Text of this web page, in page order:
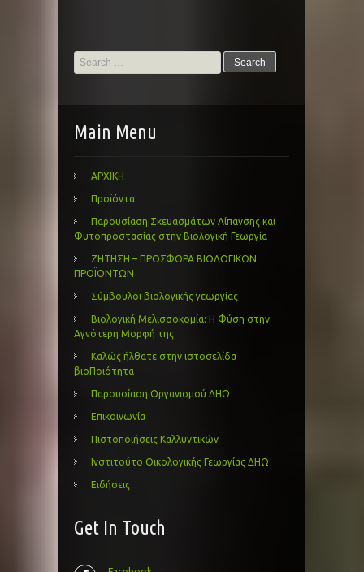
Search
for:
Main Menu
ΑΡΧΙΚΗ
Προϊόντα
Παρουσίαση Σκευασμάτων Λίπανσης και
Φυτοπροστασίας στην Βιολογική Γεωργία
ΖΗΤΗΣΗ – ΠΡΟΣΦΟΡΑ ΒΙΟΛΟΓΙΚΩΝ
ΠΡΟΪΟΝΤΩΝ
Σύμβουλοι βιολογικής γεωργίας
Βιολογική Μελισσοκομία: Η Φύση στην
Αγνότερη Μορφή της
Καλώς ήλθατε στην ιστοσελίδα
βιοΠοιότητα
Παρουσίαση Οργανισμού ΔΗΩ
Επικοινωνία
Πιστοποιήσεις Καλλυντικών
Ινστιτούτο Οικολογικής Γεωργίας ΔΗΩ
Ειδήσεις
Get In Touch